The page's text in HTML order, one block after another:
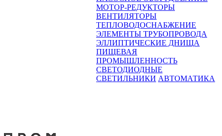
МОТОР-РЕДУКТОРЫ
ВЕНТИЛЯТОРЫ
ТЕПЛОВОДОСНАБЖЕНИЕ
ЭЛЕМЕНТЫ ТРУБОПРОВОДА
ЭЛЛИПТИЧЕСКИЕ ДНИЩА
ПИЩЕВАЯ
ПРОМЫШЛЕННОСТЬ
СВЕТОДИОДНЫЕ
СВЕТИЛЬНИКИ АВТОМАТИКА